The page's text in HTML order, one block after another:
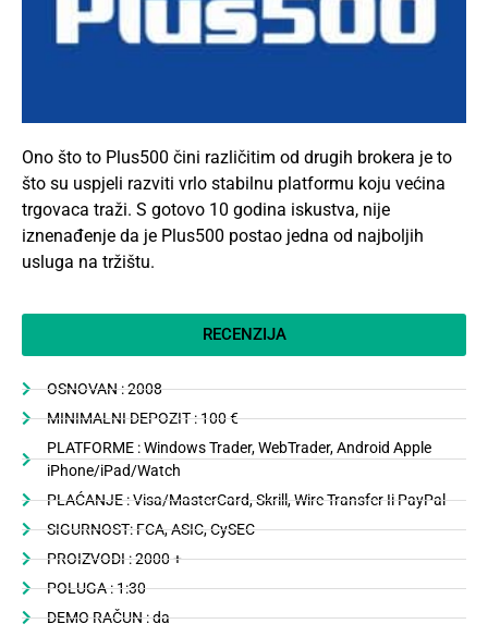
Ono što to Plus500 čini različitim od drugih brokera je to
što su uspjeli razviti vrlo stabilnu platformu koju većina
trgovaca traži. S gotovo 10 godina iskustva, nije
iznenađenje da je Plus500 postao jedna od najboljih
usluga na tržištu.
RECENZIJA
OSNOVAN : 2008
MINIMALNI DEPOZIT : 100 €
PLATFORME : Windows Trader, WebTrader, Android Apple
iPhone/iPad/Watch
PLAĆANJE : Visa/MasterCard, Skrill, Wire Transfer Ii PayPal
SIGURNOST: FCA, ASIC, CySEC
PROIZVODI : 2000 +
POLUGA : 1:30
DEMO RAČUN : da